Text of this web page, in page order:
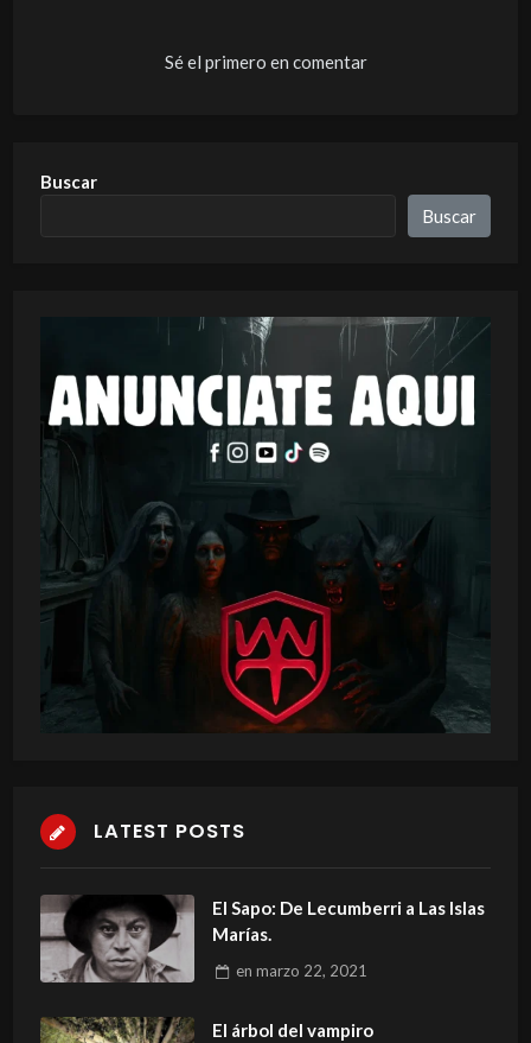
Sé el primero en comentar
Buscar
Buscar
LATEST POSTS
El Sapo: De Lecumberri a Las Islas
Marías.
en marzo 22, 2021
El árbol del vampiro